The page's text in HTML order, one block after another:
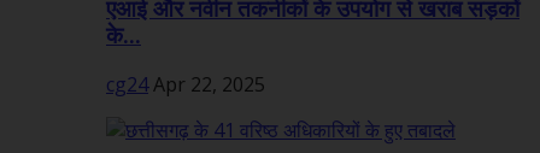
एआई और नवीन तकनीकों के उपयोग से खराब सड़कों
के...
cg24Apr 22, 2025